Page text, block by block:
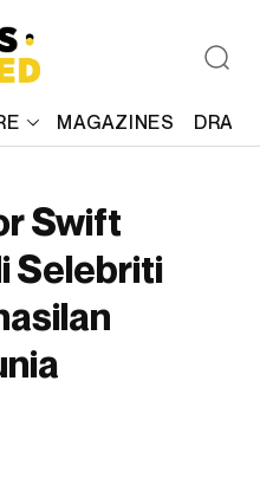
MAGAZINES
Swift
Selebriti